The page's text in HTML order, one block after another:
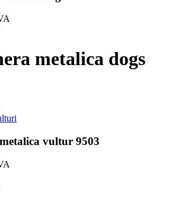
metalica dogs
vultur 9503